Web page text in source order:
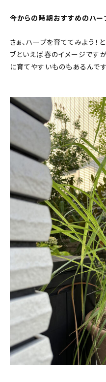
今からの時期おすすめのハー
さぁ、ハーブを育ててみよう！
ブといえば春のイメージです
に育てやすいものもあるんです